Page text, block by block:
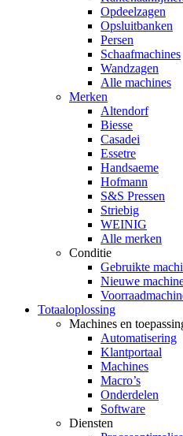
Opdeelzagen
Opsluitbanken
Persen
Schaafmachines
Wandzagen
Alle machines
Merken
Altendorf
Biesse
Casadei
Essetre
Handsaeme
Hofmann
S&S Pressen
Striebig
WEINIG
Alle merken
Conditie
Gebruikte
Nieuwe
Totaaloplossing
Machines en
Automatisering
Klantportaal
Machines
Macro’s
Onderdelen
Software
Diensten